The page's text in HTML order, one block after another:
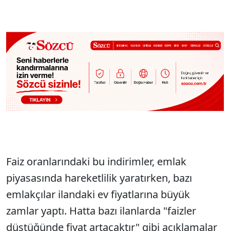
Faiz oranlarındaki bu indirimler, emlak
piyasasında hareketlilik yaratırken, bazı
emlakçılar ilandaki ev fiyatlarına büyük
zamlar yaptı. Hatta bazı ilanlarda "faizler
düştüğünde fiyat artacaktır" gibi açıklamalar